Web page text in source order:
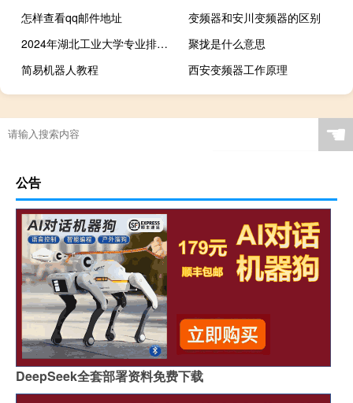
怎样查看qq邮件地址
变频器和安川变频器的区别
2024年湖北工业大学专业排名有哪些
聚拢是什么意思
简易机器人教程
西安变频器工作原理
☚
公告
DeepSeek全套部署资料免费下载